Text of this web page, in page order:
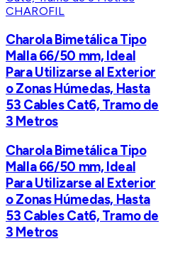
CHAROFIL
Charola Bimetálica Tipo
Malla 66/50 mm, Ideal
Para Utilizarse al Exterior
o Zonas Húmedas, Hasta
53 Cables Cat6, Tramo de
3 Metros
Charola Bimetálica Tipo
Malla 66/50 mm, Ideal
Para Utilizarse al Exterior
o Zonas Húmedas, Hasta
53 Cables Cat6, Tramo de
3 Metros